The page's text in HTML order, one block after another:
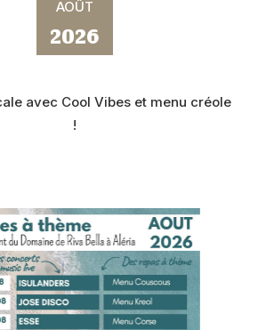
AOÛT
2026
avec Cool Vibes et menu créole
!